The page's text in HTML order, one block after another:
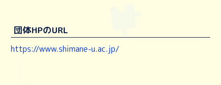
団体HPのURL
https://www.shimane-u.ac.jp/